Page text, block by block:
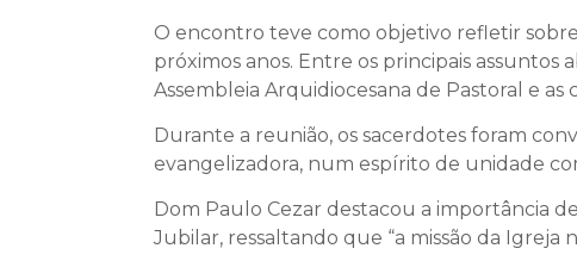
O encontro teve como objetivo refletir
próximos anos. Entre os principais assuntos
Assembleia Arquidiocesana de Pastoral e
Durante a reunião, os sacerdotes foram
evangelizadora, num espírito de unidade
Dom Paulo Cezar destacou a importância
Jubilar, ressaltando que “a missão da Igreja